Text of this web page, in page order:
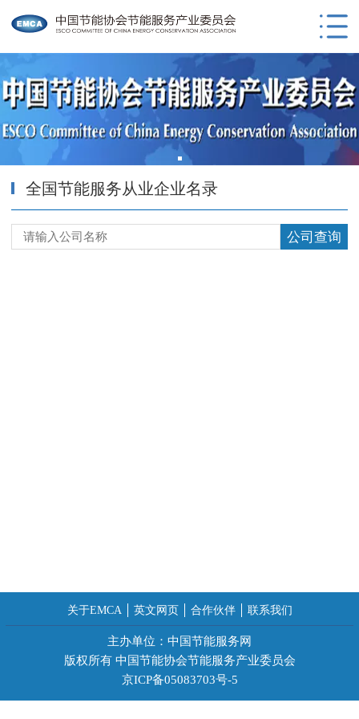
全国节能服务从业企业名录
公司查询
关于EMCA 英文网页 合作伙伴 联系我们
主办单位：中国节能服务网
版权所有 中国节能协会节能服务产业委员会
京ICP备05083703号-5